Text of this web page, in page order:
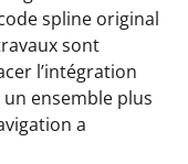
spline original
sont
l’intégration
ensemble plus
a